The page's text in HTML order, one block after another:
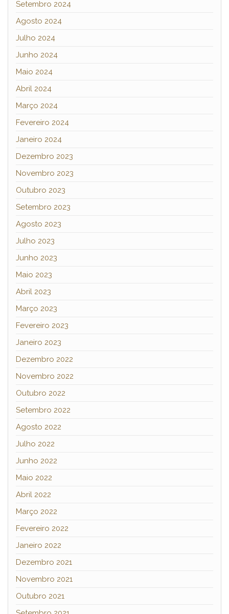
Setembro 2024
Agosto 2024
Julho 2024
Junho 2024
Maio 2024
Abril 2024
Março 2024
Fevereiro 2024
Janeiro 2024
Dezembro 2023
Novembro 2023
Outubro 2023
Setembro 2023
Agosto 2023
Julho 2023
Junho 2023
Maio 2023
Abril 2023
Março 2023
Fevereiro 2023
Janeiro 2023
Dezembro 2022
Novembro 2022
Outubro 2022
Setembro 2022
Agosto 2022
Julho 2022
Junho 2022
Maio 2022
Abril 2022
Março 2022
Fevereiro 2022
Janeiro 2022
Dezembro 2021
Novembro 2021
Outubro 2021